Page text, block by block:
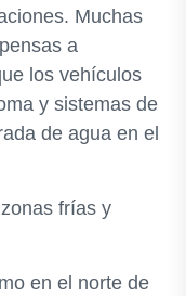
Muchas
a
los vehículos
y sistemas de
de agua en el
frías y
en el norte de